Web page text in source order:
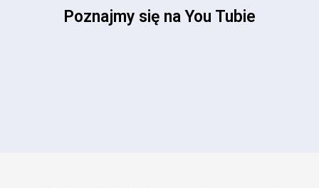
Poznajmy się na You Tubie